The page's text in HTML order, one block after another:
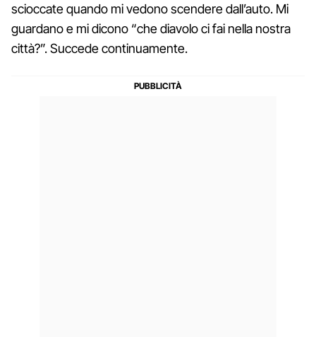
scioccate quando mi vedono scendere dall’auto. Mi
guardano e mi dicono “che diavolo ci fai nella nostra
città?”. Succede continuamente.